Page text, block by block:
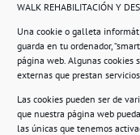
WALK REHABILITACIÓN Y
Una cookie o galleta
guarda en tu ordenador,
página web. Algunas cookies
externas que prestan
Las cookies pueden ser de
que nuestra página web
las únicas que tenemos
Información
Compromiso